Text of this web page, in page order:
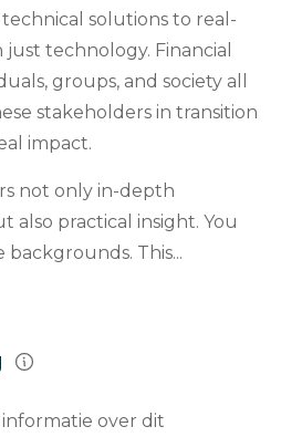
solutions to real-
technology. Financial
groups, and society all
stakeholders in transition
impact.
not only in-depth
practical insight. You
This...
over dit